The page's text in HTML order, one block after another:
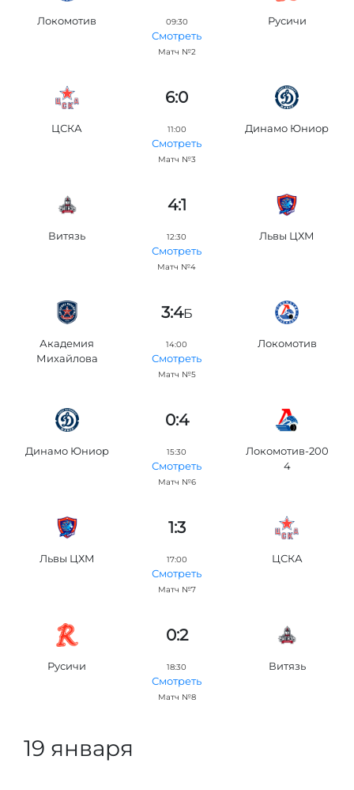
Локомотив 09:30
Смотреть
Матч №2
Русичи
6:0
ЦСКА 11:00
Смотреть
Матч №3
Динамо Юниор
4:1
Витязь 12:30
Смотреть
Матч №4
Львы ЦХМ
3:4Б
Академия
Михайлова
14:00
Смотреть
Матч №5
Локомотив
0:4
Динамо Юниор 15:30
Смотреть
Матч №6
Локомотив-200
4
1:3
Львы ЦХМ 17:00
Смотреть
Матч №7
ЦСКА
0:2
Русичи 18:30
Смотреть
Матч №8
Витязь
19 января